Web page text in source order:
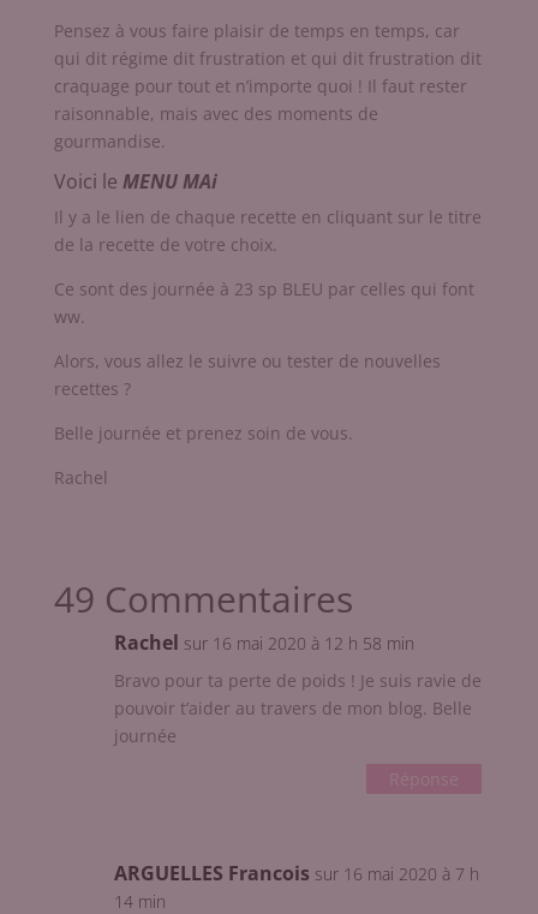
Pensez à vous faire plaisir de temps en temps, car
qui dit régime dit frustration et qui dit frustration dit
craquage pour tout et n’importe quoi ! Il faut rester
raisonnable, mais avec des moments de
gourmandise.
Voici le MENU MAi
Il y a le lien de chaque recette en cliquant sur le titre
de la recette de votre choix.
Ce sont des journée à 23 sp BLEU par celles qui font
ww.
Alors, vous allez le suivre ou tester de nouvelles
recettes ?
Belle journée et prenez soin de vous.
Rachel
49 Commentaires
Rachel sur 16 mai 2020 à 12 h 58 min
Bravo pour ta perte de poids ! Je suis ravie de
pouvoir t’aider au travers de mon blog. Belle
journée
Réponse
ARGUELLES Francois sur 16 mai 2020 à 7 h
14 min